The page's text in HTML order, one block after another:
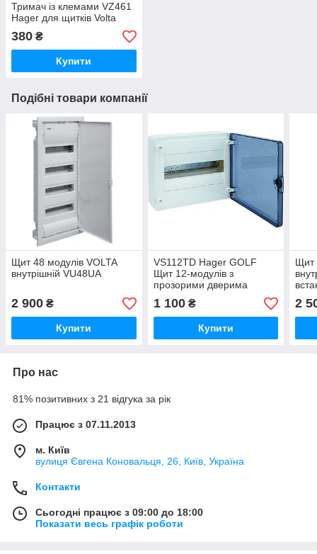
Тримач із клемами VZ461
Hager для щитків Volta
380 ₴
Купити
Подібні товари компанії
Щит 48 модулів VOLTA
внутрішній VU48UA
2 900 ₴
Купити
VS112TD Hager GOLF
Щит 12-модулів з
прозорими дверима
монтаж)
1 100₴
Купити
Щит
2
Про нас
81% позитивних з 21 відгука за рік
Працює з 07.11.2013
м. Київ
вулиця Євгена Коновальця, 26, Київ, Україна
Контакти
Сьогодні працює з 09:00 до 18:00
Показати весь графік роботи